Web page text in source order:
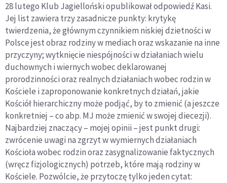
28 lutego Klub Jagielloński opublikował odpowiedź Kasi.
Jej list zawiera trzy zasadnicze punkty: krytykę
twierdzenia, że głównym czynnikiem niskiej dzietności w
Polsce jest obraz rodziny w mediach oraz wskazanie na inne
przyczyny; wytknięcie niespójności w działaniach wielu
duchownych i wiernych wobec deklarowanej
prorodzinności oraz realnych działaniach wobec rodzin w
Kościele i zaproponowanie konkretnych działań, jakie
Kościół hierarchiczny może podjąć, by to zmienić (a jeszcze
konkretniej – co abp. MJ może zmienić w swojej diecezji).
Najbardziej znaczący – mojej opinii – jest punkt drugi:
zwrócenie uwagi na zgrzyt w wymiernych działaniach
Kościoła wobec rodzin oraz zasygnalizowanie faktycznych
(wręcz fizjologicznych) potrzeb, które mają rodziny w
Kościele. Pozwólcie, że przytoczę tylko jeden cytat: